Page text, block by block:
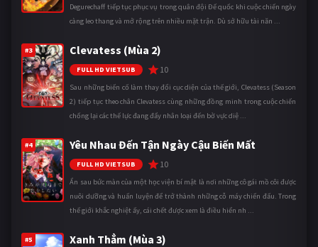
Degurechaff tiếp tục phục vụ trong quân đội Đế quốc khi cuộc chiến ngày
càng leo thang và mở rộng trên nhiều mặt trận. Dù sở hữu tài năn ...
#3 Clevatess (Mùa 2)
FULL HD VIETSUB 10
Sau những biến cố làm thay đổi cục diện của thế giới, Clevatess (Season
2) tiếp tục theo chân Clevatess cùng những đồng minh trong cuộc chiến
chống lại các thế lực đang đẩy nhân loại đến bờ vực diệ ...
#4 Yêu Nhau Đến Tận Ngày Cậu Biến Mất
FULL HD VIETSUB 10
Ẩn sau bức màn của một học viện bí mật là nơi những cô gái mồ côi được
nuôi dưỡng và huấn luyện để trở thành những cỗ máy chiến đấu. Trong
thế giới khắc nghiệt ấy, cái chết được xem là điều hiển nh ...
#5 Xanh Thẳm (Mùa 3)